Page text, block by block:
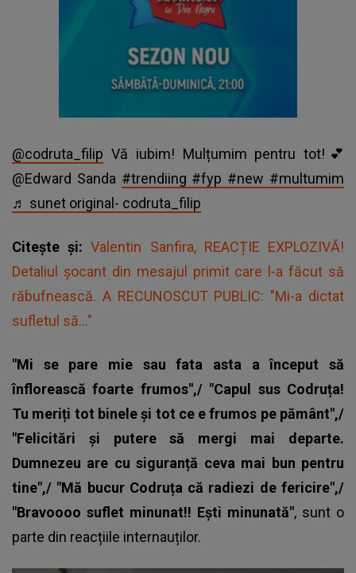
@codruta_filip Vă iubim! Mulțumim pentru tot!💕
@Edward Sanda #trendiing #fyp #new #multumim
♬ sunet original- codruta_filip
Citește și:Valentin Sanfira, REACȚIE EXPLOZIVĂ!
Detaliul șocant din mesajul primit care l-a făcut să
răbufnească. A RECUNOSCUT PUBLIC: "Mi-a dictat
sufletul să..."
"Mi se pare mie sau fata asta a început să
înflorească foarte frumos",/ "Capul sus Codruța!
Tu meriți tot binele și tot ce e frumos pe pământ",/
"Felicitări și putere să mergi mai departe.
Dumnezeu are cu siguranță ceva mai bun pentru
tine",/ "Mă bucur Codruța că radiezi de fericire",/
"Bravoooo suflet minunat!! Ești minunată", sunt o
parte din reacțiile internauților.